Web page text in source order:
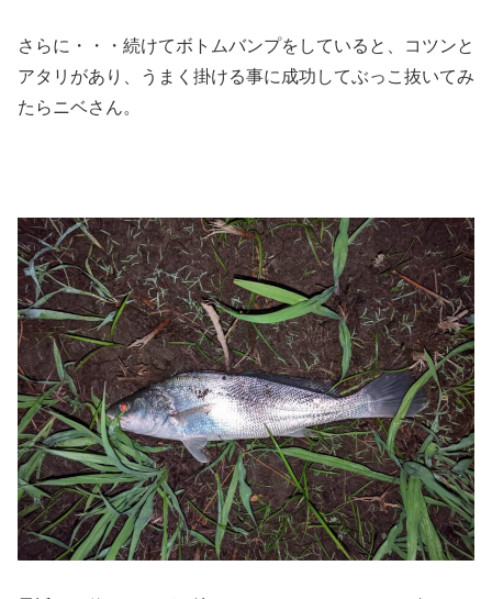
さらに・・・続けてボトムバンプをしていると、コツンと
アタリがあり、うまく掛ける事に成功してぶっこ抜いてみ
たらニベさん。